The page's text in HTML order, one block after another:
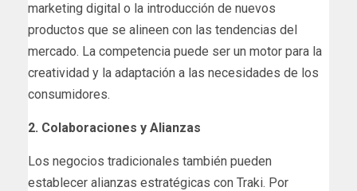
marketing digital o la introducción de nuevos
productos que se alineen con las tendencias del
mercado. La competencia puede ser un motor para la
creatividad y la adaptación a las necesidades de los
consumidores.
2. Colaboraciones y Alianzas
Los negocios tradicionales también pueden
establecer alianzas estratégicas con Traki. Por